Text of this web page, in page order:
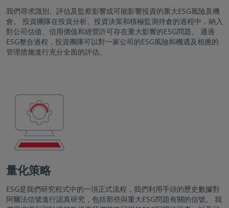
我們尋求識別、評估及監察影響或可能影響投資的重大ESG風險及機
會。 投資團隊在投資分析、投資決策和積極監測持倉的過程中，納入
對公司估值、信用價值和經營許可存在重大影響的ESG問題。 通過
ESG整合過程，投資團隊可以對一家公司的ESG風險和機遇及相應的
管理措施進行充分全面的評估。
量化策略
ESG是我們研究程式中的一項正式流程，我們利用手頭的歷史數據對
阿爾法信號進行認真研究，包括那些與重大ESG問題有關的信號。 我